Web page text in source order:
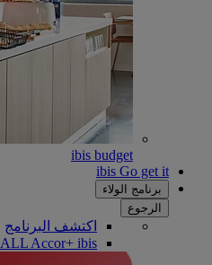
ibis budget
ibis Go get it
برنامج الولاء
الرجوع
اكتشف البرنامج
ALL Accor+ ibis - اشتراك